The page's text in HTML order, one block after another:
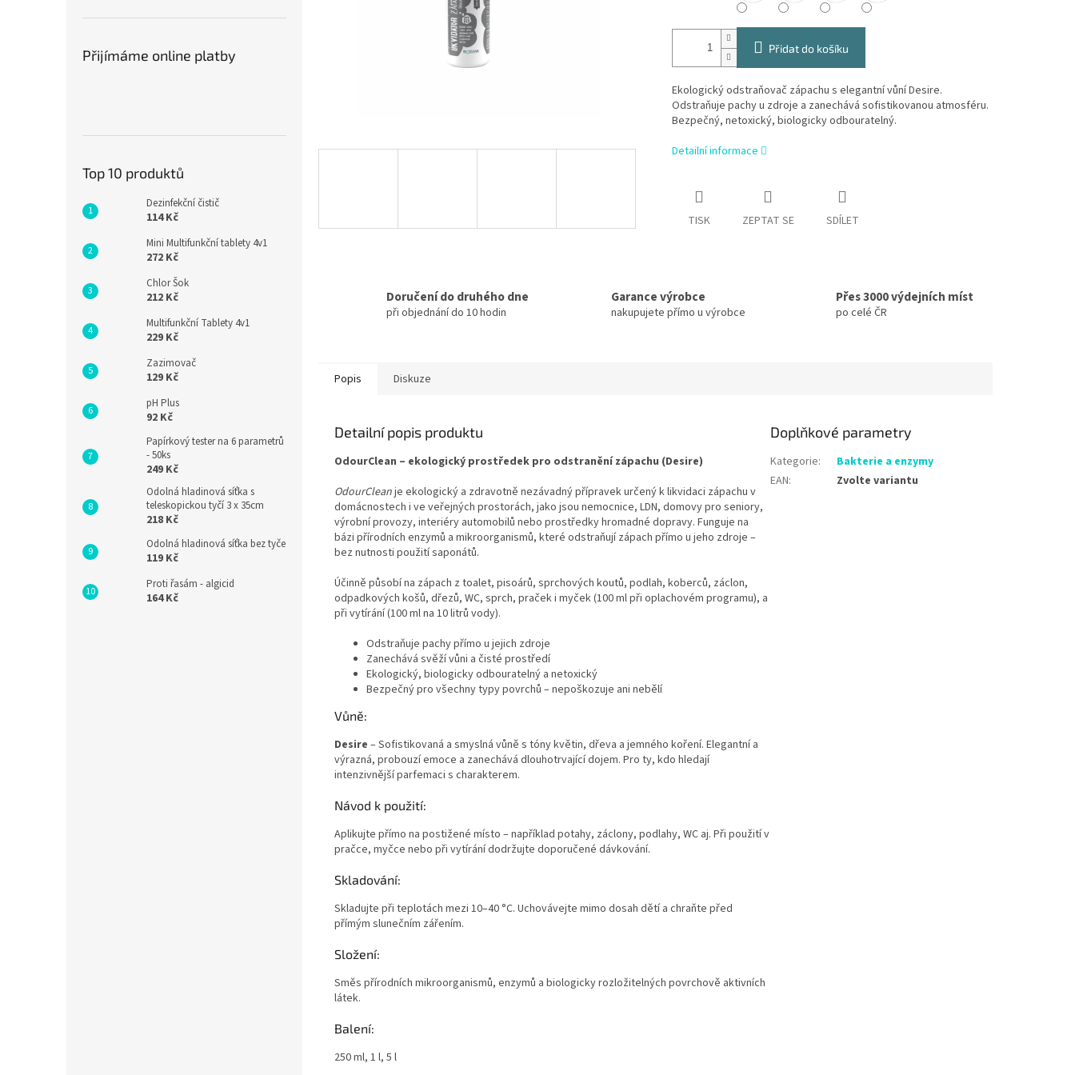
Přijímáme online platby
Top 10 produktů
Dezinfekční čistič
114 Kč
Mini Multifunkční tablety 4v1
272 Kč
Chlor Šok
212 Kč
Multifunkční Tablety 4v1
229 Kč
Zazimovač
129 Kč
pH Plus
92 Kč
Papírkový tester na 6 parametrů
- 50ks
249 Kč
Odolná hladinová síťka s
teleskopickou tyčí 3 x 35cm
218 Kč
Odolná hladinová síťka bez tyče
119 Kč
Proti řasám - algicid
164 Kč
Přidat do košíku
Ekologický odstraňovač zápachu s elegantní vůní Desire.
Odstraňuje pachy u zdroje a zanechává sofistikovanou atmosféru.
Bezpečný, netoxický, biologicky odbouratelný.
Detailní informace
TISK ZEPTAT SE SDÍLET
Doručení do druhého dne
při objednání do 10 hodin
Garance výrobce
nakupujete přímo u výrobce
Přes 3000 výdejních míst
po celé ČR
Popis Diskuze
Detailní popis produktu
OdourClean – ekologický prostředek pro odstranění zápachu (Desire)
OdourCleanje ekologický a zdravotně nezávadný přípravek určený k likvidaci zápachu v
domácnostech i ve veřejných prostorách, jako jsou nemocnice, LDN, domovy pro seniory,
výrobní provozy, interiéry automobilů nebo prostředky hromadné dopravy. Funguje na
bázi přírodních enzymů a mikroorganismů, které odstraňují zápach přímo u jeho zdroje –
bez nutnosti použití saponátů.
Účinně působí na zápach z toalet, pisoárů, sprchových koutů, podlah, koberců, záclon,
odpadkových košů, dřezů, WC, sprch, praček i myček (100 ml při oplachovém programu), a
při vytírání (100 ml na 10 litrů vody).
Odstraňuje pachy přímo u jejich zdroje
Zanechává svěží vůni a čisté prostředí
Ekologický, biologicky odbouratelný a netoxický
Bezpečný pro všechny typy povrchů – nepoškozuje ani nebělí
Vůně:
Desire – Sofistikovaná a smyslná vůně s tóny květin, dřeva a jemného koření. Elegantní a
výrazná, probouzí emoce a zanechává dlouhotrvající dojem. Pro ty, kdo hledají
intenzivnější parfemaci s charakterem.
Návod k použití:
Aplikujte přímo na postižené místo – například potahy, záclony, podlahy, WC aj. Při použití v
pračce, myčce nebo při vytírání dodržujte doporučené dávkování.
Skladování:
Skladujte při teplotách mezi 10–40 °C. Uchovávejte mimo dosah dětí a chraňte před
přímým slunečním zářením.
Složení:
Směs přírodních mikroorganismů, enzymů a biologicky rozložitelných povrchově aktivních
látek.
Balení:
250 ml, 1 l, 5 l
Doplňkové parametry
Kategorie:
Bakterie a enzymy
EAN: Zvolte variantu